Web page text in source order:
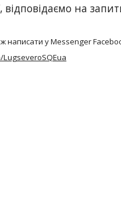
відповідаємо на
у Messenger